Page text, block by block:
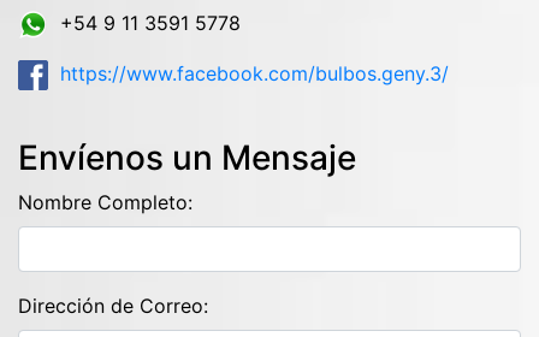
+54 9 11 3591 5778
https://www.facebook.com/bulbos.geny.3/
Envíenos un Mensaje
Nombre Completo:
Dirección de Correo: